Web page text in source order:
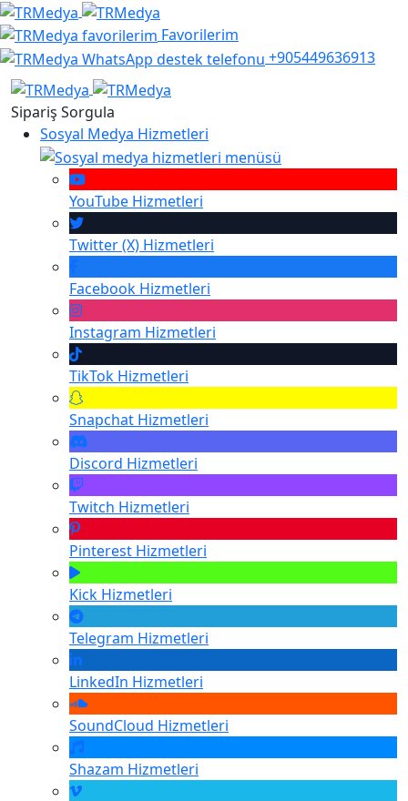
Favorilerim
+905449636913
Sipariş Sorgula
Sosyal Medya Hizmetleri
YouTube Hizmetleri
Twitter (X) Hizmetleri
Facebook Hizmetleri
Instagram Hizmetleri
TikTok Hizmetleri
Snapchat Hizmetleri
Discord Hizmetleri
Twitch Hizmetleri
Pinterest Hizmetleri
Kick Hizmetleri
Telegram Hizmetleri
LinkedIn Hizmetleri
SoundCloud Hizmetleri
Shazam Hizmetleri